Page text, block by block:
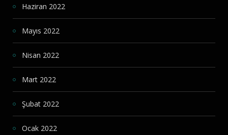
Haziran 2022
Mayıs 2022
Nisan 2022
Mart 2022
Şubat 2022
Ocak 2022